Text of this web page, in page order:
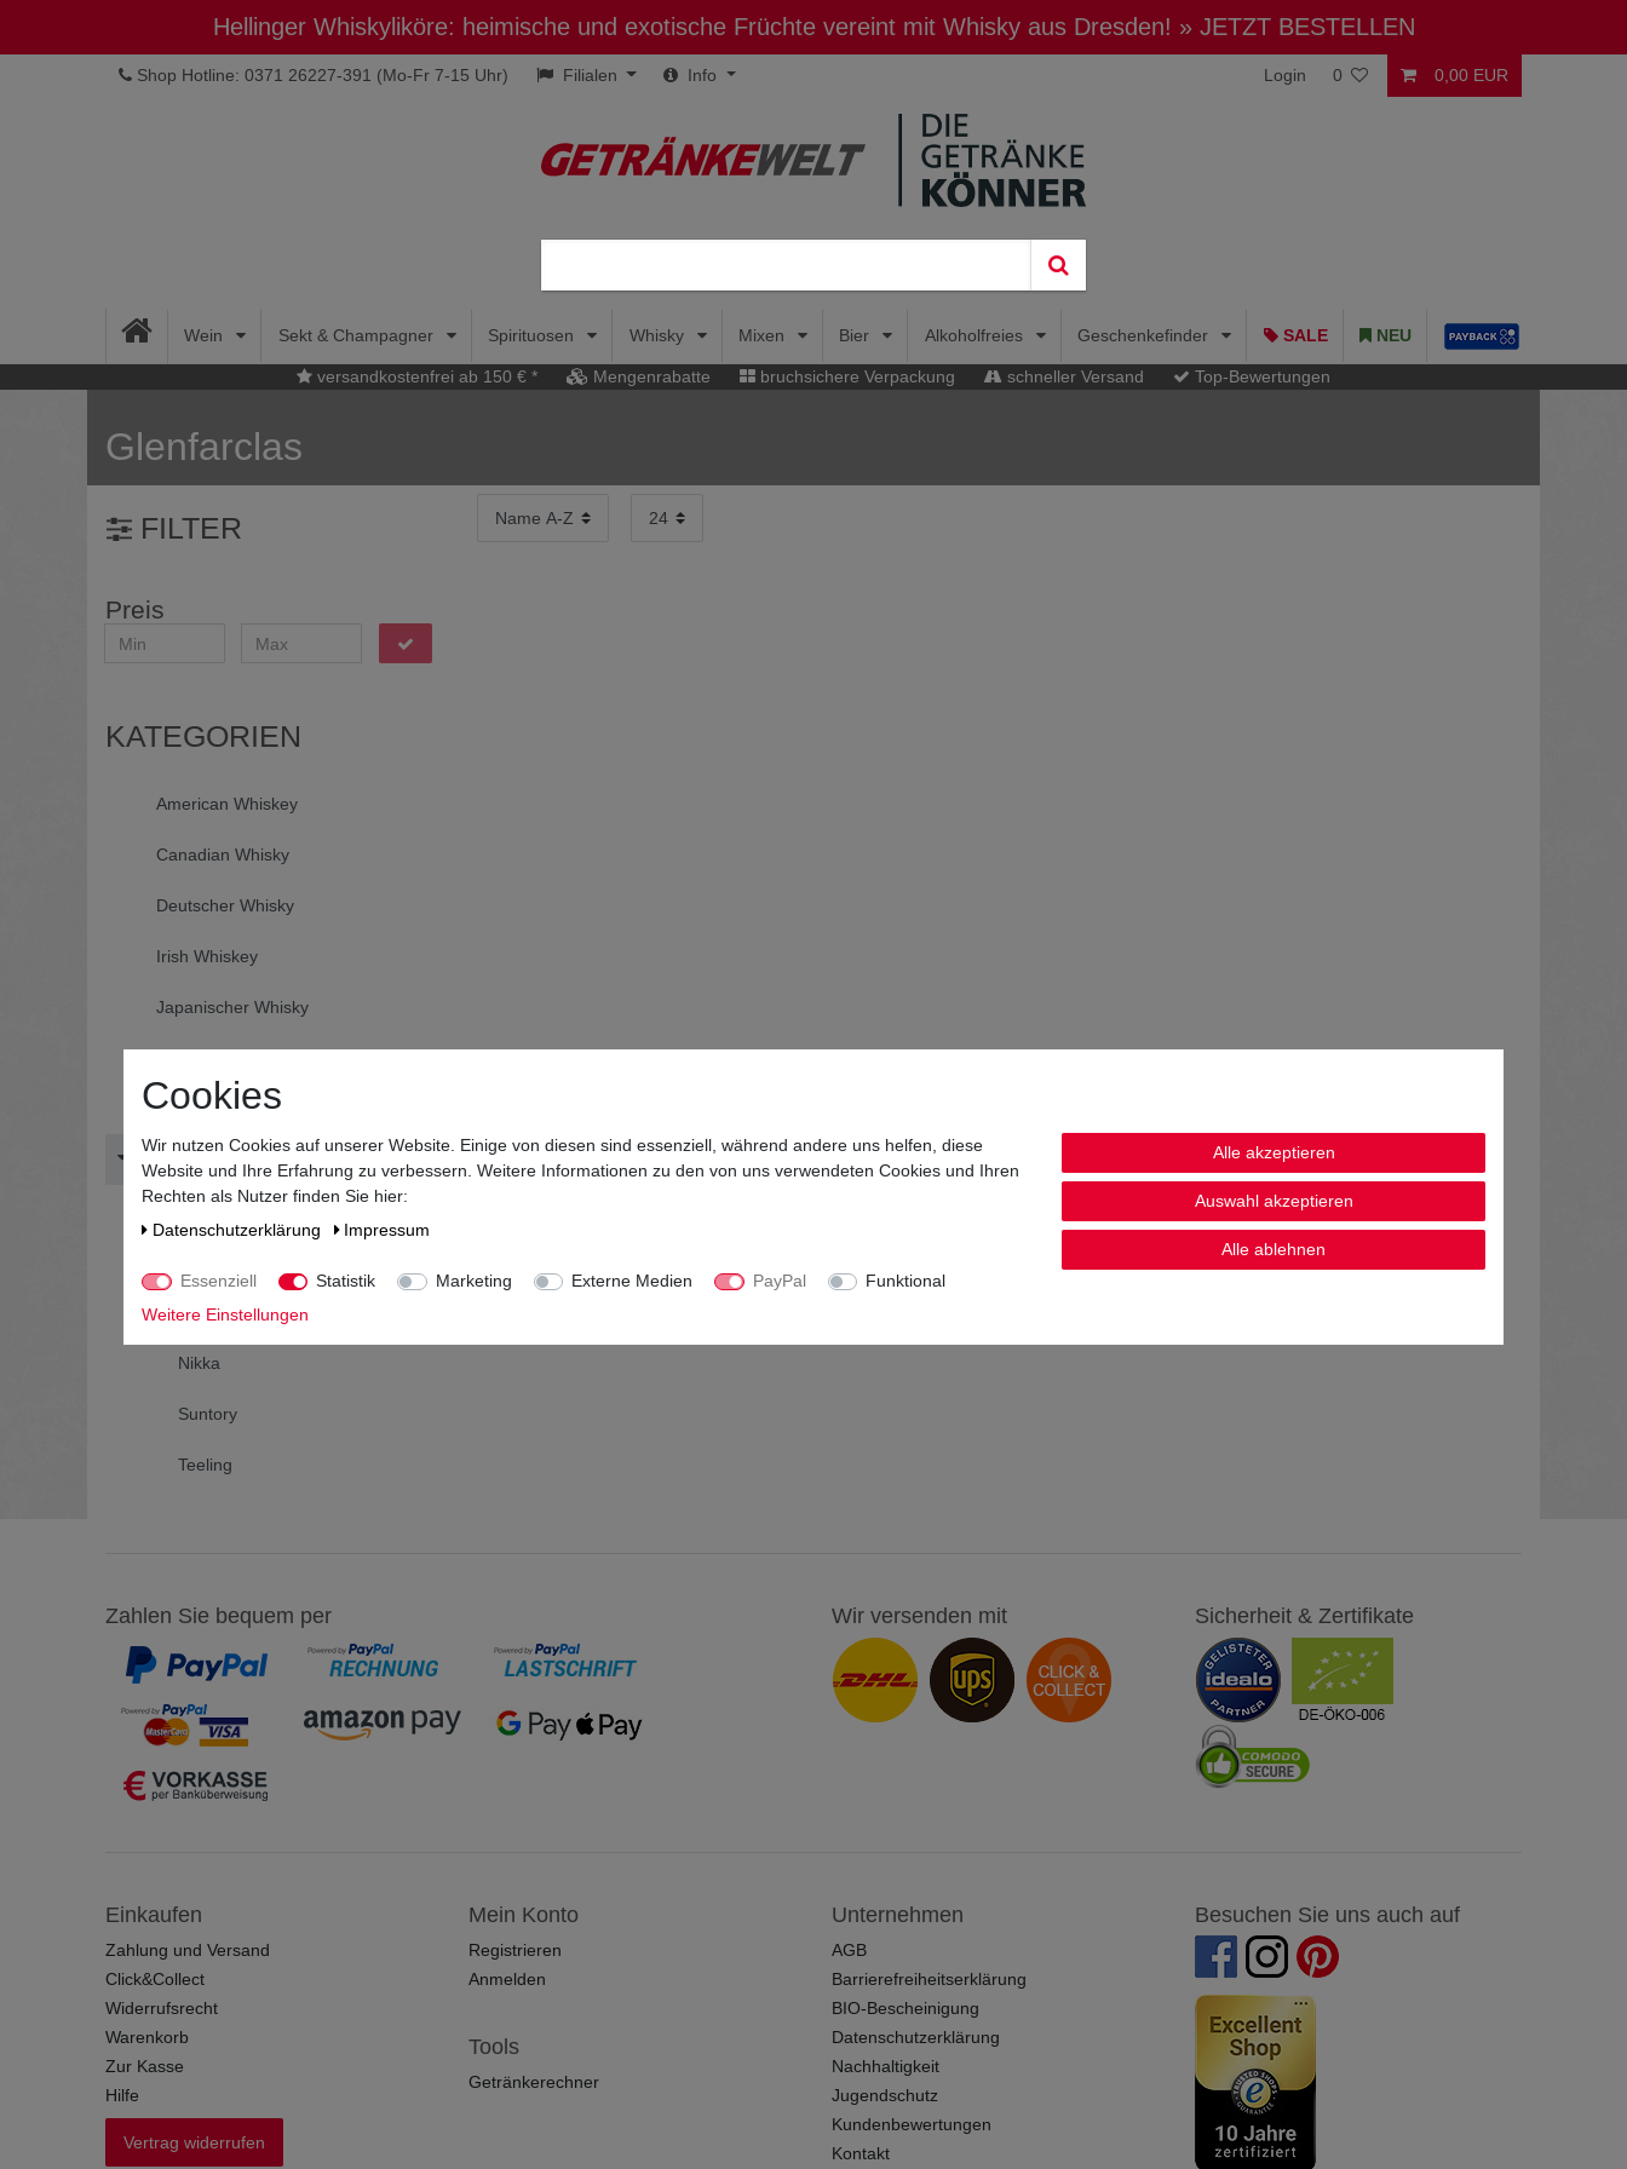
Hellinger Whiskyliköre: heimische und exotische Früchte vereint mit Whisky aus Dresden! » JETZT BESTELLEN
Shop Hotline: 0371 26227-391 (Mo-Fr 7-15 Uhr) Filialen Info Login 0 0,00 EUR
Wein Sekt & Champagner Spirituosen Whisky Mixen Bier Alkoholfreies Geschenkefinder SALE NEU
versandkostenfrei ab 150 € * Mengenrabatte bruchsichere Verpackung schneller Versand Top-Bewertungen
Glenfarclas
FILTER
Preis
KATEGORIEN
American Whiskey
Canadian Whisky
Deutscher Whisky
Irish Whiskey
Japanischer Whisky
Whisk(e)y-Liköre
Glenmorangie
Nikka
Suntory
Teeling
Zahlen Sie bequem per Wir versenden mit Sicherheit & Zertifikate
Einkaufen
Zahlung und Versand
Click&Collect
Widerrufsrecht
Warenkorb
Zur Kasse
Hilfe
Vertrag widerrufen
Mein Konto
Registrieren
Anmelden
Tools
Getränkerechner
Unternehmen
AGB
Barrierefreiheitserklärung
BIO-Bescheinigung
Datenschutzerklärung
Nachhaltigkeit
Jugendschutz
Kundenbewertungen
Kontakt
Besuchen Sie uns auch auf
Cookies
Wir nutzen Cookies auf unserer Website. Einige von diesen sind essenziell, während andere uns helfen, diese
Website und Ihre Erfahrung zu verbessern. Weitere Informationen zu den von uns verwendeten Cookies und Ihren
Rechten als Nutzer finden Sie hier:
Daten­schutz­erklärung
Impressum
Essenziell Statistik Marketing Externe Medien PayPal
Funktional
Weitere Einstellungen
Alle akzeptieren
Auswahl akzeptieren
Alle ablehnen